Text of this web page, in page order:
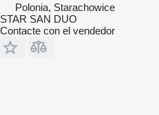
Polonia, Starachowice
STAR SAN DUO
Contacte con el vendedor